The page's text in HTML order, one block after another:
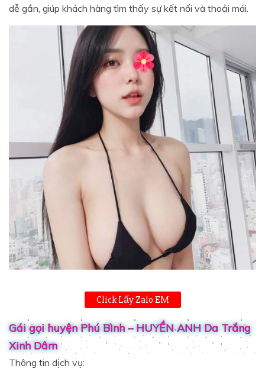
dễ gần, giúp khách hàng tìm thấy sự kết nối và thoải mái.
Click Lấy Zalo EM
Gái gọi huyện Phú Bình – HUYỀN ANH Da Trắng
Xinh Dâm
Thông tin dịch vụ: